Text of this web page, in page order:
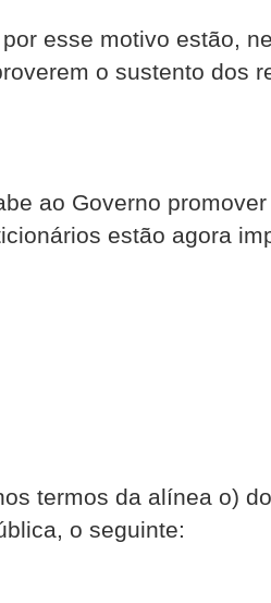
esse motivo estão,
o sustento dos
ao Governo
estão agora
termos da alínea o)
o seguinte: